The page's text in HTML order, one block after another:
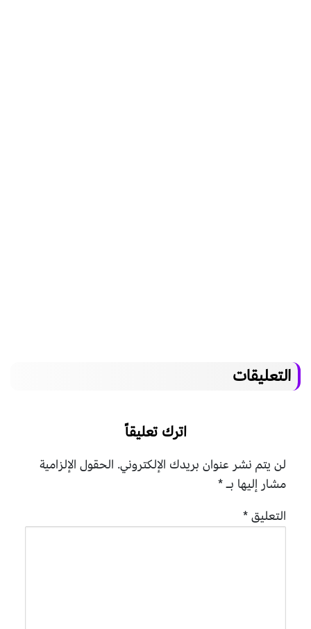
التعليقات
اترك تعليقاً
لن يتم نشر عنوان بريدك الإلكتروني. الحقول الإلزامية
مشار إليها بـ*
التعليق*